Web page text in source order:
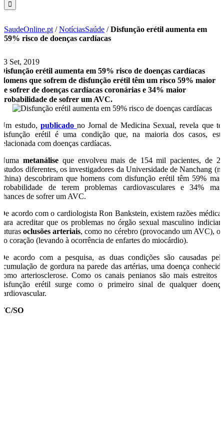
SaudeOnline.pt /NotíciasSaúde /Disfunção erétil aumenta em
59% risco de doenças cardíacas
13 Set, 2019
Disfunção erétil aumenta em 59% risco de doenças cardíacas
Homens que sofrem de disfunção erétil têm um risco 59% maior
de sofrer de doenças cardíacas coronárias e 34% maior
probabilidade de sofrer um AVC.
Um estudo, publicado no Jornal de Medicina Sexual, revela que ter
disfunção erétil é uma condição que, na maioria dos casos, está
relacionada com doenças cardíacas.
Numametanálise que envolveu mais de 154 mil pacientes, de 25
estudos diferentes, os investigadores da Universidade de Nanchang (na
China) descobriram que homens com disfunção erétil têm 59% mais
probabilidade de terem problemas cardiovasculares e 34% mais
chances de sofrer um AVC.
De acordo com o cardiologista Ron Bankstein, existem razões médicas
para acreditar que os problemas no órgão sexual masculino indiciam
futurasoclusões arteriais, como no cérebro (provocando um AVC), ou
no coração (levando à ocorrência de enfartes do miocárdio).
De acordo com a pesquisa, as duas condições são causadas pela
acumulação de gordura na parede das artérias, uma doença conhecida
como arteriosclerose. Como os canais penianos são mais estreitos a
disfunção erétil surge como o primeiro sinal de qualquer doença
cardiovascular.
TC/SO